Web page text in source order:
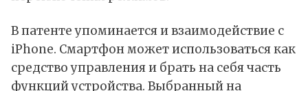
В патенте упоминается и взаимодействие с
iPhone. Смартфон может использоваться как
средство управления и брать на себя часть
функций устройства. Выбранный на